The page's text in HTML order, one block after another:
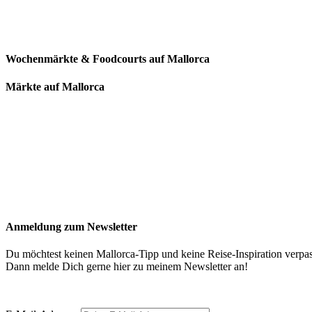
Wochenmärkte & Foodcourts auf Mallorca
Märkte auf Mallorca
Anmeldung zum Newsletter
Du möchtest keinen Mallorca-Tipp und keine Reise-Inspiration
Dann melde Dich gerne hier zu meinem Newsletter an!